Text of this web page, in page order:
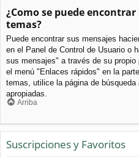
¿Como se puede
temas?
Puede encontrar sus mensajes
en el Panel de Control de Usuario o
sus mensajes" a través de su
el menú "Enlaces rápidos" en la
temas, utilice la página de
apropiadas.
Arriba
Suscripciones y Favoritos